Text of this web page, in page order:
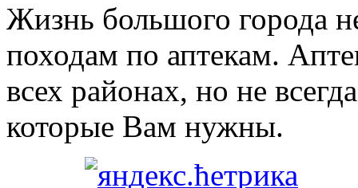
Жизнь большого города
походам по аптекам.
всех районах, но не
которые Вам нужны.